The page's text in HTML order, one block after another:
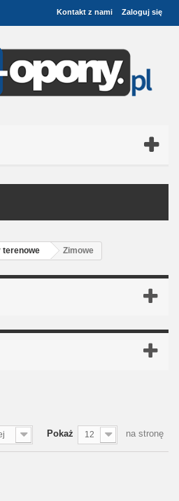
Zaloguj się
Kontakt z nami
terenowe Zimowe
Pokaż 12 na stronę